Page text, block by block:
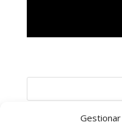
Últimos artículos